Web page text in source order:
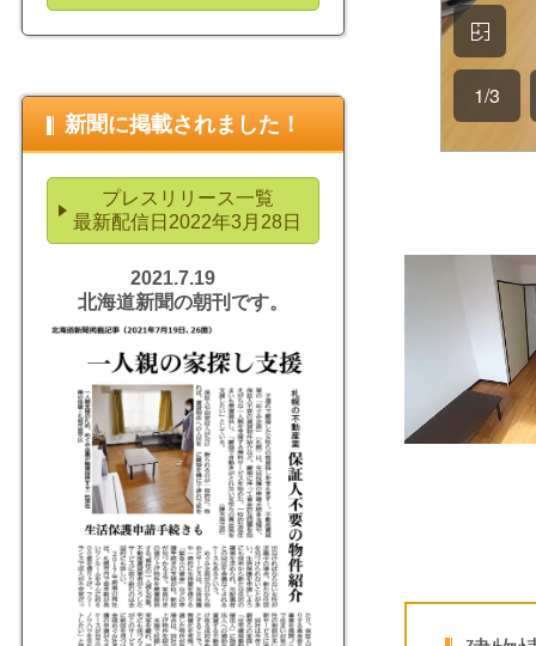
新聞に掲載されました！
プレスリリース一覧
最新配信日2022年3月28日
2021.7.19
北海道新聞の朝刊です。